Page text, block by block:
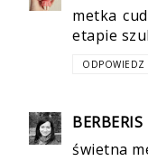
metka
etapie
ODPOWIEDZ
BERBERIS
świetna